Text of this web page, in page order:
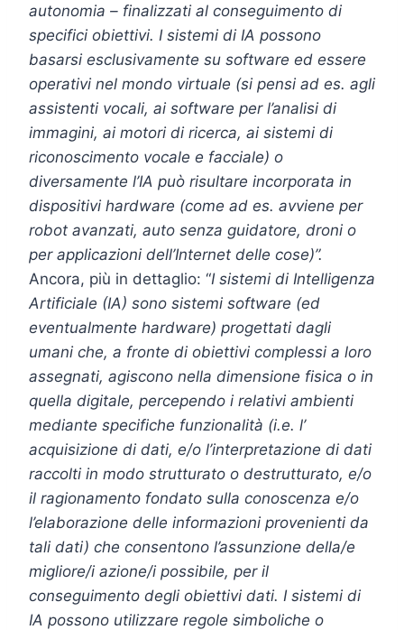
autonomia – finalizzati al conseguimento di
specifici obiettivi. I sistemi di IA possono
basarsi esclusivamente su software ed essere
operativi nel mondo virtuale (si pensi ad es. agli
assistenti vocali, ai software per l’analisi di
immagini, ai motori di ricerca, ai sistemi di
riconoscimento vocale e facciale) o
diversamente l’IA può risultare incorporata in
dispositivi hardware (come ad es. avviene per
robot avanzati, auto senza guidatore, droni o
per applicazioni dell’Internet delle cose)”.
Ancora, più in dettaglio: “I sistemi di Intelligenza
Artificiale (IA) sono sistemi software (ed
eventualmente hardware) progettati dagli
umani che, a fronte di obiettivi complessi a loro
assegnati, agiscono nella dimensione fisica o in
quella digitale, percependo i relativi ambienti
mediante specifiche funzionalità (i.e. l’
acquisizione di dati, e/o l’interpretazione di dati
raccolti in modo strutturato o destrutturato, e/o
il ragionamento fondato sulla conoscenza e/o
l’elaborazione delle informazioni provenienti da
tali dati) che consentono l’assunzione della/e
migliore/i azione/i possibile, per il
conseguimento degli obiettivi dati. I sistemi di
IA possono utilizzare regole simboliche o